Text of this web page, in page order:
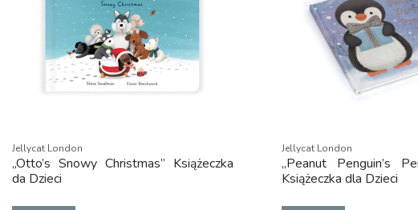
Jellycat London
„Otto’s Snowy Christmas” Książeczka
da Dzieci
Jellycat London
„Peanut Penguin’s
Książeczka dla Dzieci